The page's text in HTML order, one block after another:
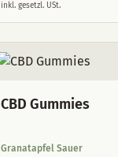
inkl. gesetzl. USt.
CBD Gummies
Granatapfel Sauer